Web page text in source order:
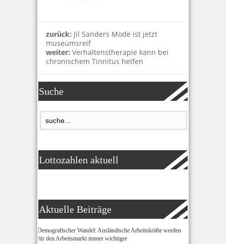
zurück: Jil Sanders Mode ist jetzt
museumsreif
weiter: Verhaltenstherapie kann bei
chronischem Tinnitus helfen
Suche
Lottozahlen aktuell
Aktuelle Beiträge
Demografischer Wandel: Ausländische Arbeitskräfte werden
für den Arbeitsmarkt immer wichtiger